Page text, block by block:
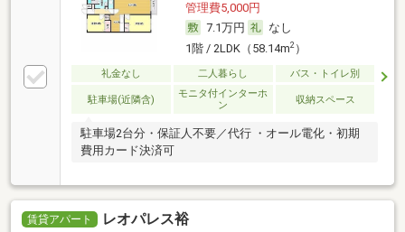
管理費5,000円
7.1万円
なし
1階 / 2LDK（58.14m2）
礼金なし 二人暮らし バス・トイレ別
駐車場(近隣含)
モニタ付インターホ
ン
収納スペース
駐車場2台分・保証人不要／代行 ・オール電化・初期
費用カード決済可
賃貸アパート レオパレス裕